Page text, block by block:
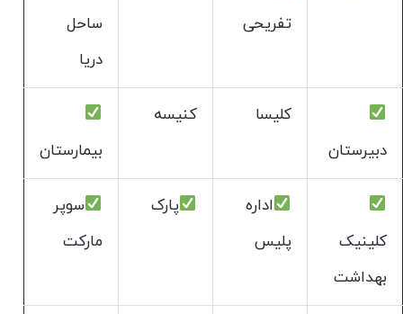
تفریحی
ساحل
دریا
دبیرستان
کلیسا
کنیسه
بیمارستان
کلینیک
بهداشت
اداره
پلیس
پارک
سوپر
مارکت